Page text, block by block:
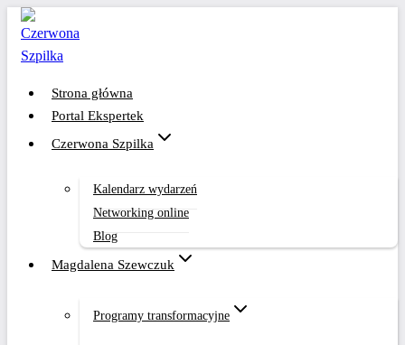
Przejdź
treści
Strona główna
Portal Ekspertek
Czerwona Szpilka
Kalendarz wydarzeń
Networking online
Blog
Magdalena Szewczuk
Programy transformacyjne